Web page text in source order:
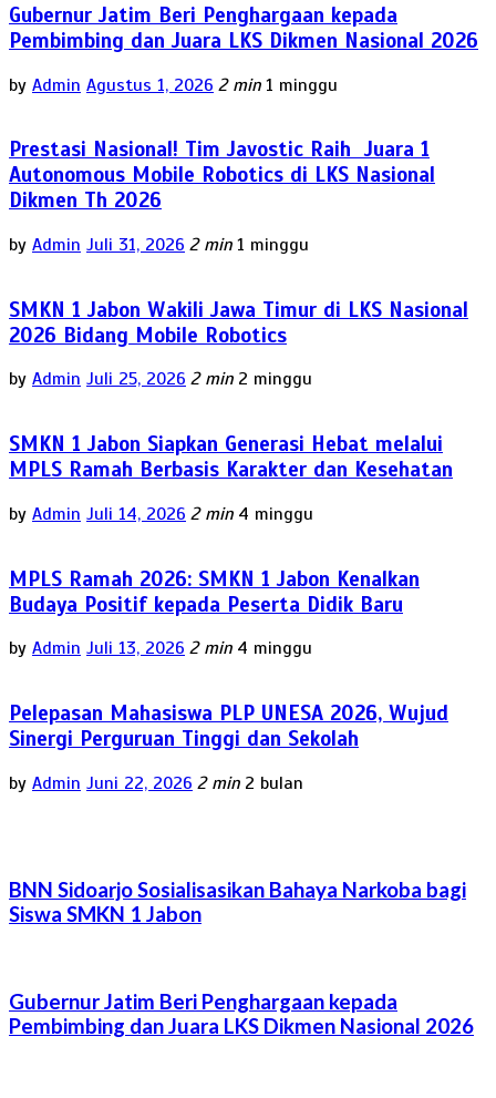
Gubernur Jatim Beri Penghargaan kepada
Pembimbing dan Juara LKS Dikmen Nasional 2026
by Admin Agustus 1, 2026 2 min 1 minggu
Prestasi Nasional! Tim Javostic Raih Juara 1
Autonomous Mobile Robotics di LKS Nasional
Dikmen Th 2026
by Admin Juli 31, 2026 2 min 1 minggu
SMKN 1 Jabon Wakili Jawa Timur di LKS Nasional
2026 Bidang Mobile Robotics
by Admin Juli 25, 2026 2 min 2 minggu
SMKN 1 Jabon Siapkan Generasi Hebat melalui
MPLS Ramah Berbasis Karakter dan Kesehatan
by Admin Juli 14, 2026 2 min 4 minggu
MPLS Ramah 2026: SMKN 1 Jabon Kenalkan
Budaya Positif kepada Peserta Didik Baru
by Admin Juli 13, 2026 2 min 4 minggu
Pelepasan Mahasiswa PLP UNESA 2026, Wujud
Sinergi Perguruan Tinggi dan Sekolah
by Admin Juni 22, 2026 2 min 2 bulan
BNN Sidoarjo Sosialisasikan Bahaya Narkoba bagi
Siswa SMKN 1 Jabon
Gubernur Jatim Beri Penghargaan kepada
Pembimbing dan Juara LKS Dikmen Nasional 2026